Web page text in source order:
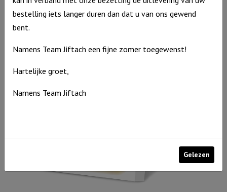
Uitverkocht
bestelling iets langer duren dan dat u van ons gewend
bent.
Namens Team Jiftach een fijne zomer toegewenst!
Hartelijke groet,
Namens Team Jiftach
Gelezen